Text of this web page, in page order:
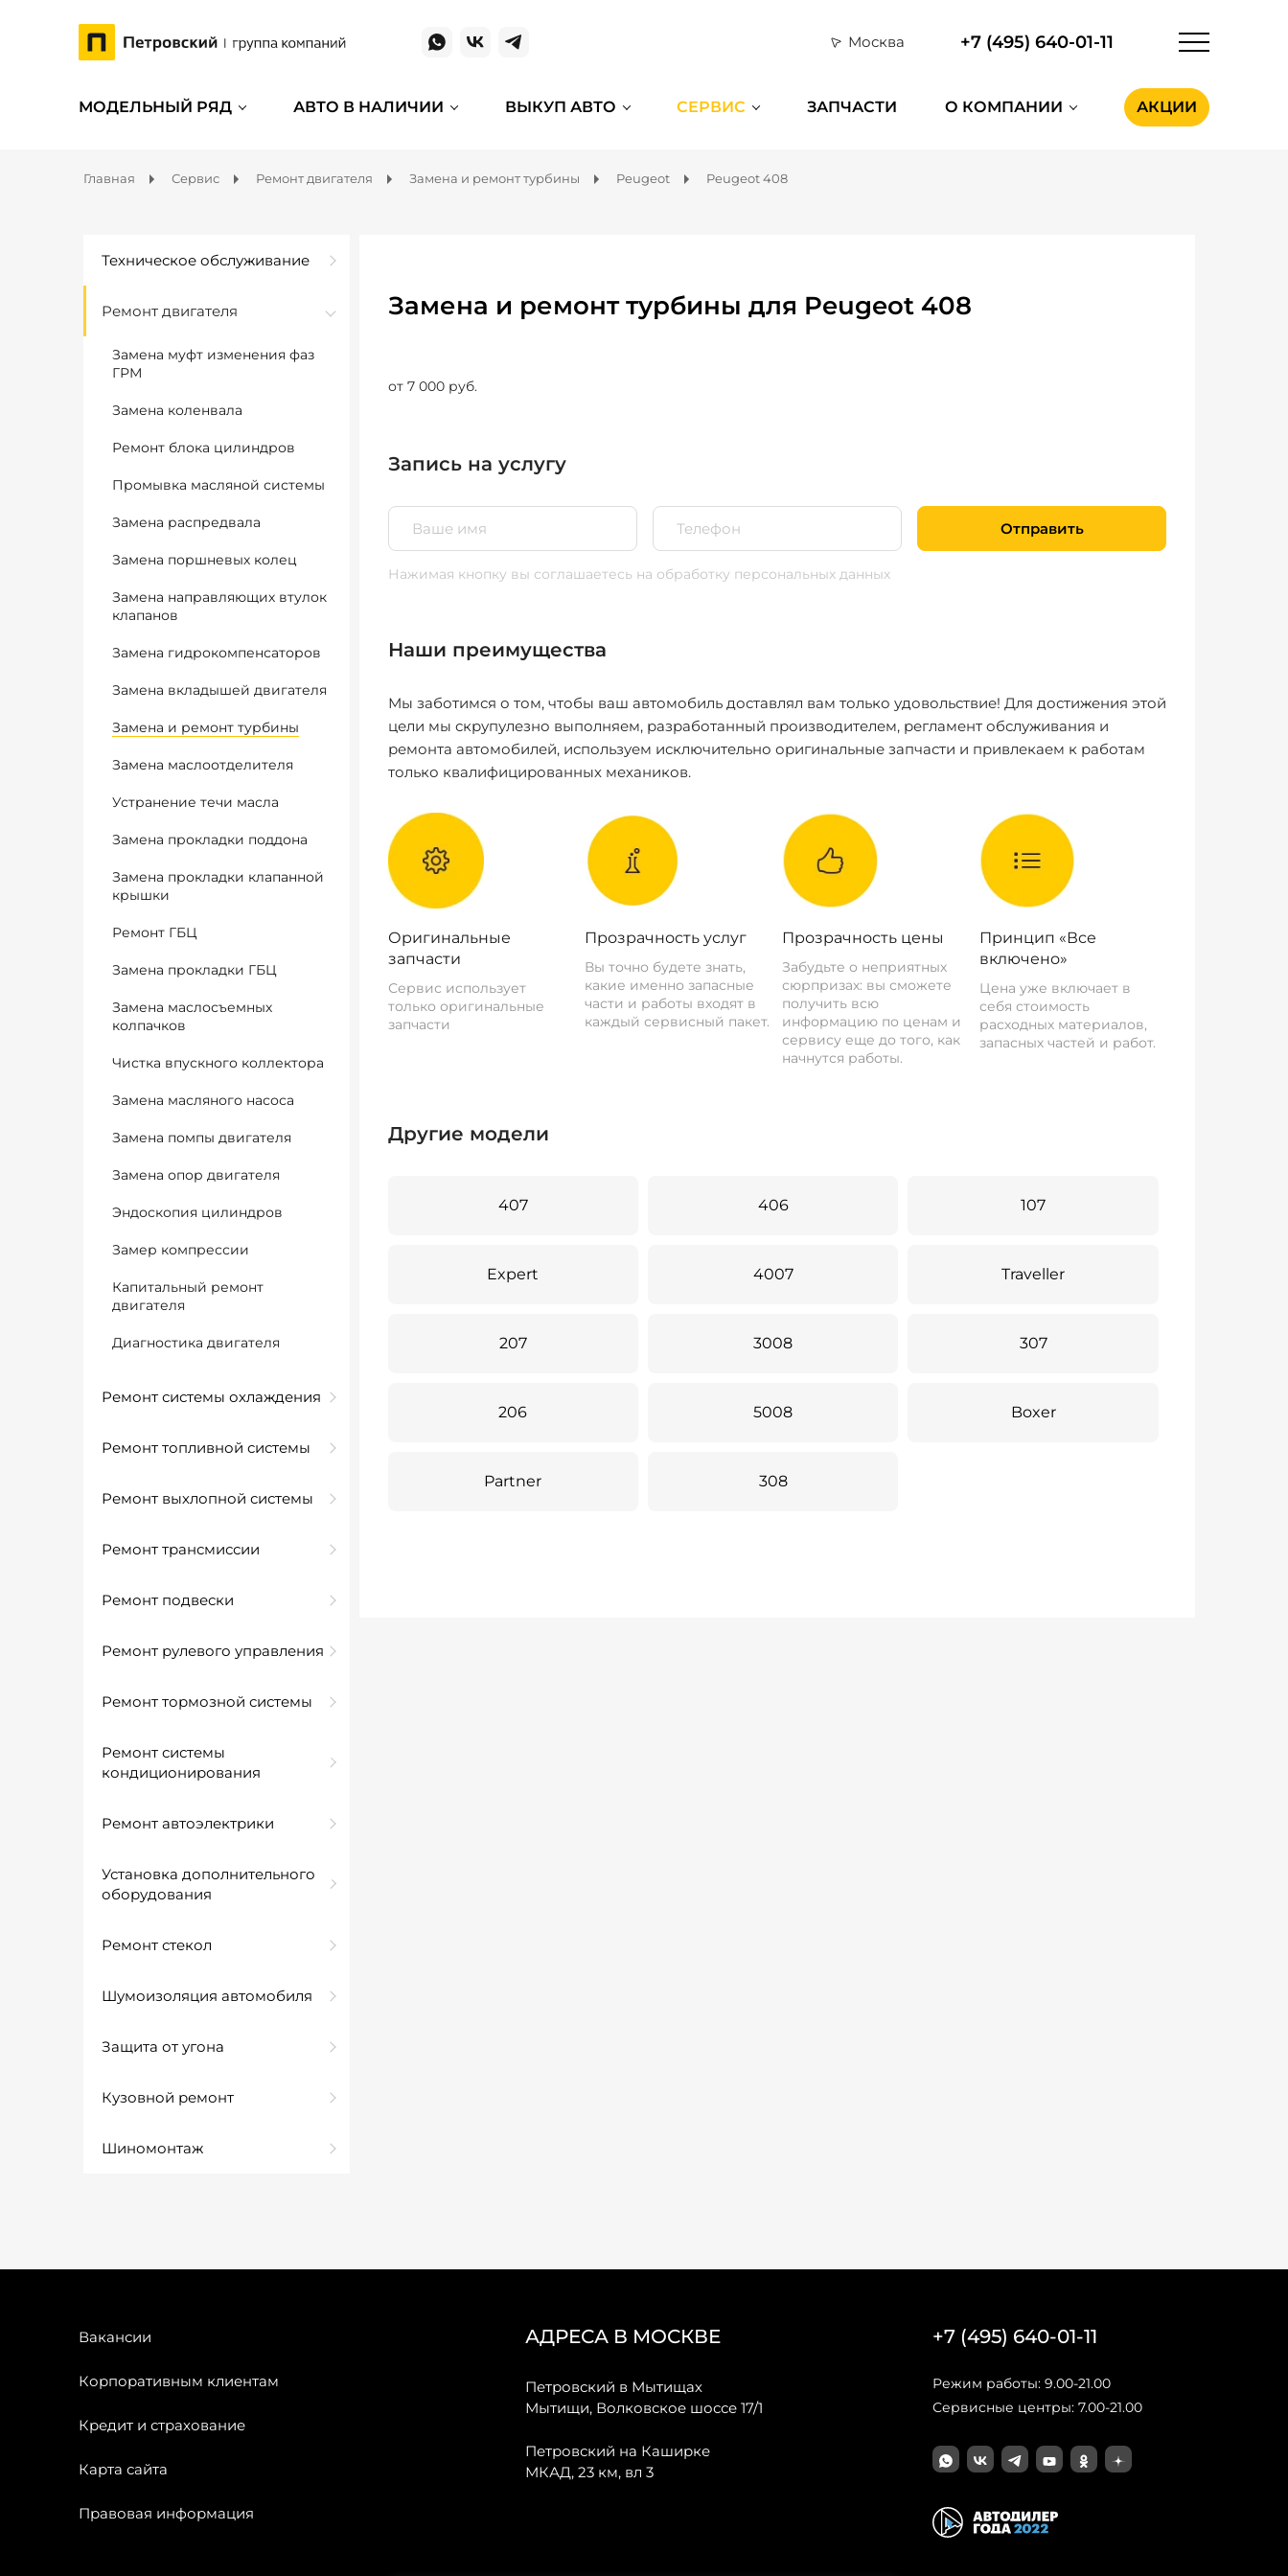
Москва +7 (495) 640-01-11
МОДЕЛЬНЫЙ РЯД АВТО В НАЛИЧИИ ВЫКУП АВТО СЕРВИС ЗАПЧАСТИ О КОМПАНИИ АКЦИИ
Главная Сервис Ремонт двигателя Замена и ремонт турбины Peugeot Peugeot 408
Техническое обслуживание
Ремонт двигателя
Замена муфт изменения фаз
ГРМ
Замена коленвала
Ремонт блока цилиндров
Промывка масляной системы
Замена распредвала
Замена поршневых колец
Замена направляющих втулок
клапанов
Замена гидрокомпенсаторов
Замена вкладышей двигателя
Замена и ремонт турбины
Замена маслоотделителя
Устранение течи масла
Замена прокладки поддона
Замена прокладки клапанной
крышки
Ремонт ГБЦ
Замена прокладки ГБЦ
Замена маслосъемных
колпачков
Чистка впускного коллектора
Замена масляного насоса
Замена помпы двигателя
Замена опор двигателя
Эндоскопия цилиндров
Замер компрессии
Капитальный ремонт
двигателя
Диагностика двигателя
Ремонт системы охлаждения
Ремонт топливной системы
Ремонт выхлопной системы
Ремонт трансмиссии
Ремонт подвески
Ремонт рулевого управления
Ремонт тормозной системы
Ремонт системы
кондиционирования
Ремонт автоэлектрики
Установка дополнительного
оборудования
Ремонт стекол
Шумоизоляция автомобиля
Защита от угона
Кузовной ремонт
Шиномонтаж
Замена и ремонт турбины для Peugeot 408
от 7 000 руб.
Запись на услугу
Отправить
Нажимая кнопку вы соглашаетесь на обработку персональных данных
Наши преимущества
Мы заботимся о том, чтобы ваш автомобиль доставлял вам только удовольствие! Для достижения этой
цели мы скрупулезно выполняем, разработанный производителем, регламент обслуживания и
ремонта автомобилей, используем исключительно оригинальные запчасти и привлекаем к работам
только квалифицированных механиков.
Оригинальные
запчасти
Сервис использует
только оригинальные
запчасти
Прозрачность услуг
Вы точно будете знать,
какие именно запасные
части и работы входят в
каждый сервисный пакет.
Прозрачность цены
Забудьте о неприятных
сюрпризах: вы сможете
получить всю
информацию по ценам и
сервису еще до того, как
начнутся работы.
Принцип «Все
включено»
Цена уже включает в
себя стоимость
расходных материалов,
запасных частей и работ.
Другие модели
407 406 107
Expert 4007 Traveller
207 3008 307
206 5008 Boxer
Partner 308
Вакансии
Корпоративным клиентам
Кредит и страхование
Карта сайта
Правовая информация
АДРЕСА В МОСКВЕ
Петровский в Мытищах
Мытищи, Волковское шоссе 17/1
Петровский на Каширке
МКАД, 23 км, вл 3
+7 (495) 640-01-11
Режим работы: 9.00-21.00
Сервисные центры: 7.00-21.00